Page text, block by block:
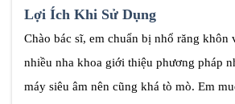
Lợi Ích Khi Sử Dụng
Chào bác sĩ, em chuẩn bị nhổ răng khôn
nhiều nha khoa giới thiệu phương pháp
máy siêu âm nên cũng khá tò mò. Em